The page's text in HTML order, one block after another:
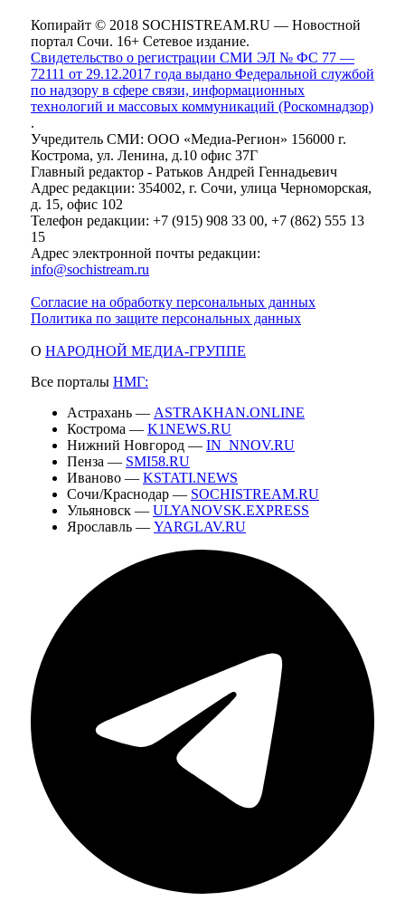
Копирайт © 2018 SOCHISTREAM.RU — Новостной
портал Сочи. 16+ Сетевое издание.
Свидетельство о регистрации СМИ ЭЛ № ФС 77 —
72111 от 29.12.2017 года выдано Федеральной службой
по надзору в сфере связи, информационных
технологий и массовых коммуникаций (Роскомнадзор)
.
Учредитель СМИ: ООО «Медиа-Регион» 156000 г.
Кострома, ул. Ленина, д.10 офис 37Г
Главный редактор - Ратьков Андрей Геннадьевич
Адрес редакции: 354002, г. Сочи, улица Черноморская,
д. 15, офис 102
Телефон редакции: +7 (915) 908 33 00, +7 (862) 555 13
15
Адрес электронной почты редакции:
info@sochistream.ru
Согласие на обработку персональных данных
Политика по защите персональных данных
О НАРОДНОЙ МЕДИА-ГРУППЕ
Все порталы НМГ:
Астрахань — ASTRAKHAN.ONLINE
Кострома — K1NEWS.RU
Нижний Новгород — IN_NNOV.RU
Пенза — SMI58.RU
Иваново — KSTATI.NEWS
Сочи/Краснодар — SOCHISTREAM.RU
Ульяновск — ULYANOVSK.EXPRESS
Ярославль — YARGLAV.RU